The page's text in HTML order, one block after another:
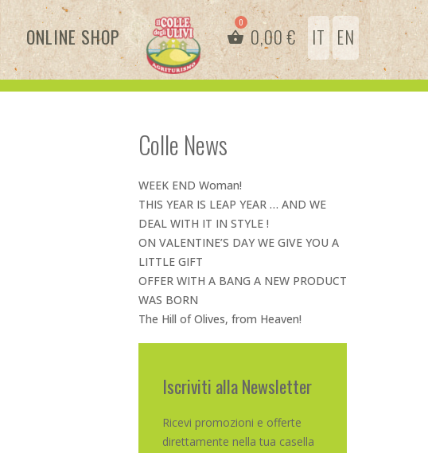
ONLINE SHOP 0,00€ IT EN
Colle News
WEEK END Woman!
THIS YEAR IS LEAP YEAR … AND WE
DEAL WITH IT IN STYLE !
ON VALENTINE’S DAY WE GIVE YOU A
LITTLE GIFT
OFFER WITH A BANG A NEW PRODUCT
WAS BORN
The Hill of Olives, from Heaven!
Iscriviti alla Newsletter
Ricevi promozioni e offerte
direttamente nella tua casella